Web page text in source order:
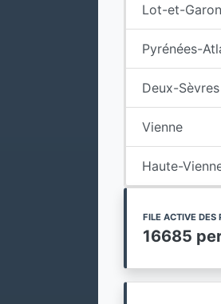
Lot-et-
Pyrénées-
Deux-Sèvres
Vienne
Haute-
FILE ACTIVE DES
16685